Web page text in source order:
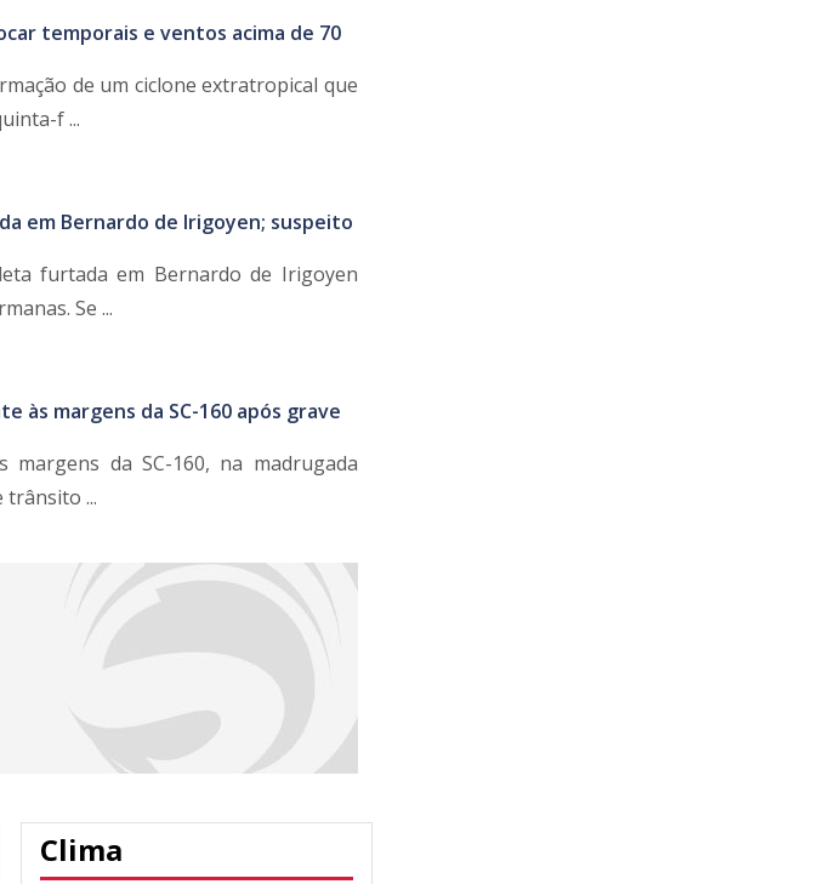
temporais e ventos acima de 70
de um ciclone extratropical que
f ...
em Bernardo de Irigoyen; suspeito
furtada em Bernardo de Irigoyen
Se ...
às margens da SC-160 após grave
da SC-160, na madrugada
trânsito ...
Clima